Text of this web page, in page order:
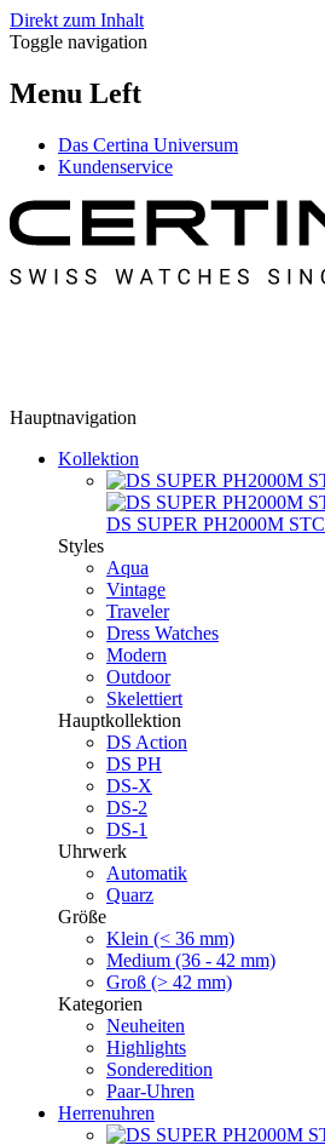
Direkt zum Inhalt
Toggle navigation
Menu Left
Das Certina Universum
Kundenservice
Hauptnavigation
Kollektion
DS SUPER PH2000M STC
Styles
Aqua
Vintage
Traveler
Dress Watches
Modern
Outdoor
Skelettiert
Hauptkollektion
DS Action
DS PH
DS-X
DS-2
DS-1
Uhrwerk
Automatik
Quarz
Größe
Klein (< 36 mm)
Medium (36 - 42 mm)
Groß (> 42 mm)
Kategorien
Neuheiten
Highlights
Sonderedition
Paar-Uhren
Herrenuhren